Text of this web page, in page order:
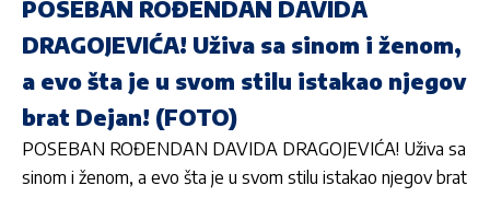
POSEBAN ROĐENDAN DAVIDA
DRAGOJEVIĆA! Uživa sa sinom i ženom,
a evo šta je u svom stilu istakao njegov
brat Dejan! (FOTO)
POSEBAN ROĐENDAN DAVIDA DRAGOJEVIĆA! Uživa sa
sinom i ženom, a evo šta je u svom stilu istakao njegov brat